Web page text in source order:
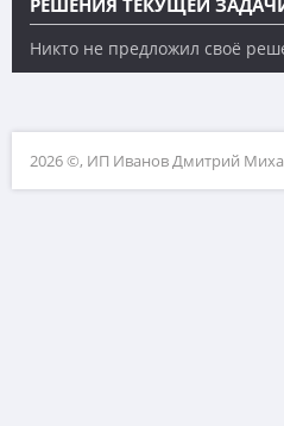
Никто не предложил своё
2026 ©, ИП Иванов Дмитрий